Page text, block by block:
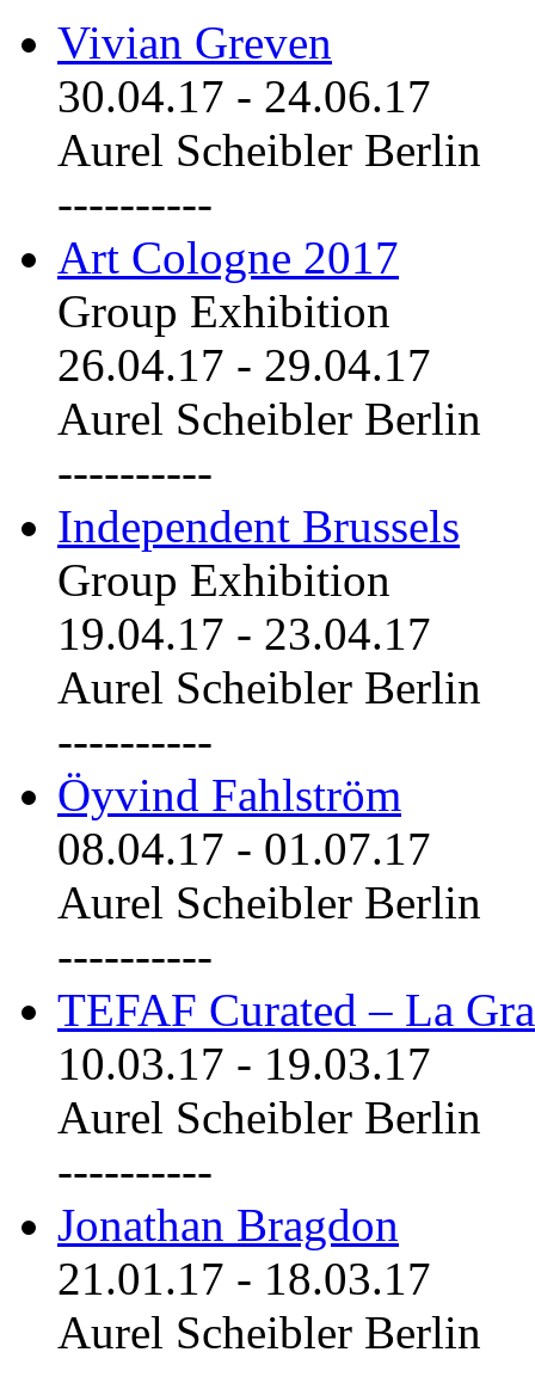
Vivian Greven
30.04.17 - 24.06.17
Aurel Scheibler Berlin
----------
Art Cologne 2017
Group Exhibition
26.04.17 - 29.04.17
Aurel Scheibler Berlin
----------
Independent Brussels
Group Exhibition
19.04.17 - 23.04.17
Aurel Scheibler Berlin
----------
Öyvind Fahlström
08.04.17 - 01.07.17
Aurel Scheibler Berlin
----------
TEFAF Curated – La
10.03.17 - 19.03.17
Aurel Scheibler Berlin
----------
Jonathan Bragdon
21.01.17 - 18.03.17
Aurel Scheibler Berlin